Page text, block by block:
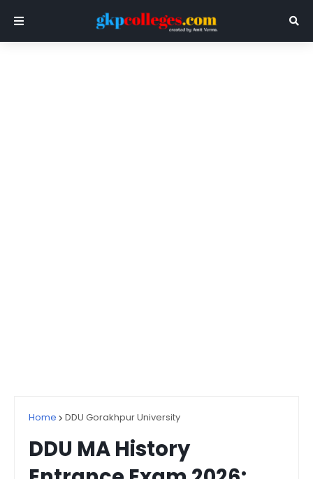
Home DDU Gorakhpur University
DDU MA History